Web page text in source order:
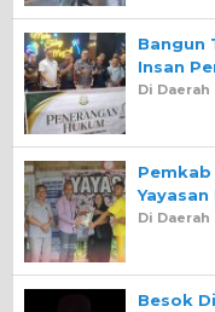
Bangun
Insan
Di Daerah
Pemkab
Di Daerah
Besok